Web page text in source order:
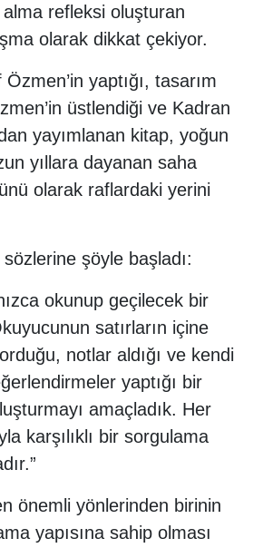
refleksi oluşturan
olarak dikkat çekiyor.
yaptığı, tasarım
üstlendiği ve Kadran
yayımlanan kitap, yoğun
yıllara dayanan saha
olarak raflardaki yerini
şöyle başladı:
okunup geçilecek bir
satırların içine
notlar aldığı ve kendi
yaptığı bir
amaçladık. Her
karşılıklı bir sorgulama
önemli yönlerinden birinin
yapısına sahip olması